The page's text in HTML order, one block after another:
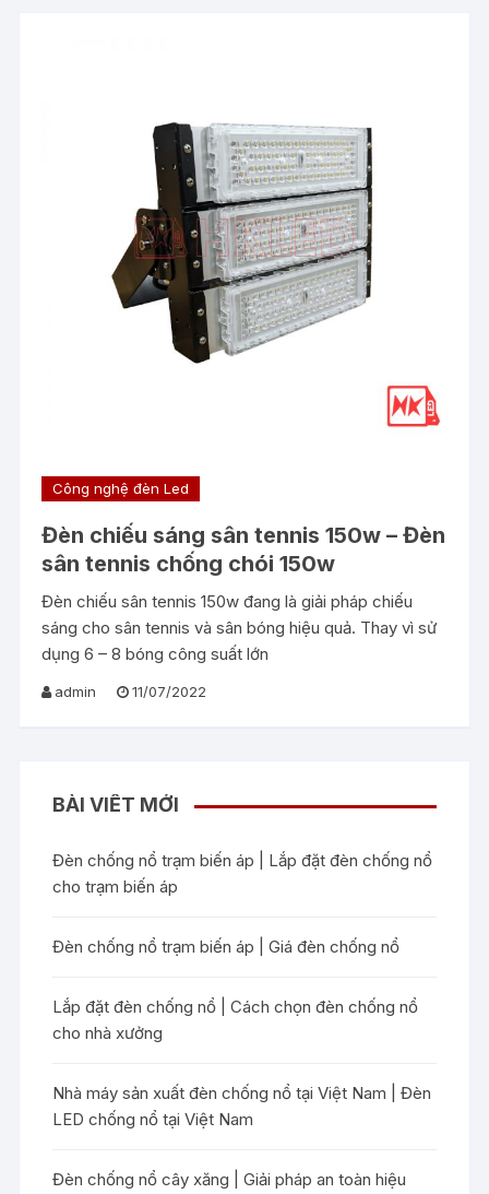
Công nghệ đèn Led
Đèn chiếu sáng sân tennis 150w – Đèn
sân tennis chống chói 150w
Đèn chiếu sân tennis 150w đang là giải pháp chiếu
sáng cho sân tennis và sân bóng hiệu quả. Thay vì sử
dụng 6 – 8 bóng công suất lớn
admin 11/07/2022
BÀI VIẾT MỚI
Đèn chống nổ trạm biến áp | Lắp đặt đèn chống nổ
cho trạm biến áp
Đèn chống nổ trạm biến áp | Giá đèn chống nổ
Lắp đặt đèn chống nổ | Cách chọn đèn chống nổ
cho nhà xưởng
Nhà máy sản xuất đèn chống nổ tại Việt Nam | Đèn
LED chống nổ tại Việt Nam
Đèn chống nổ cây xăng | Giải pháp an toàn hiệu